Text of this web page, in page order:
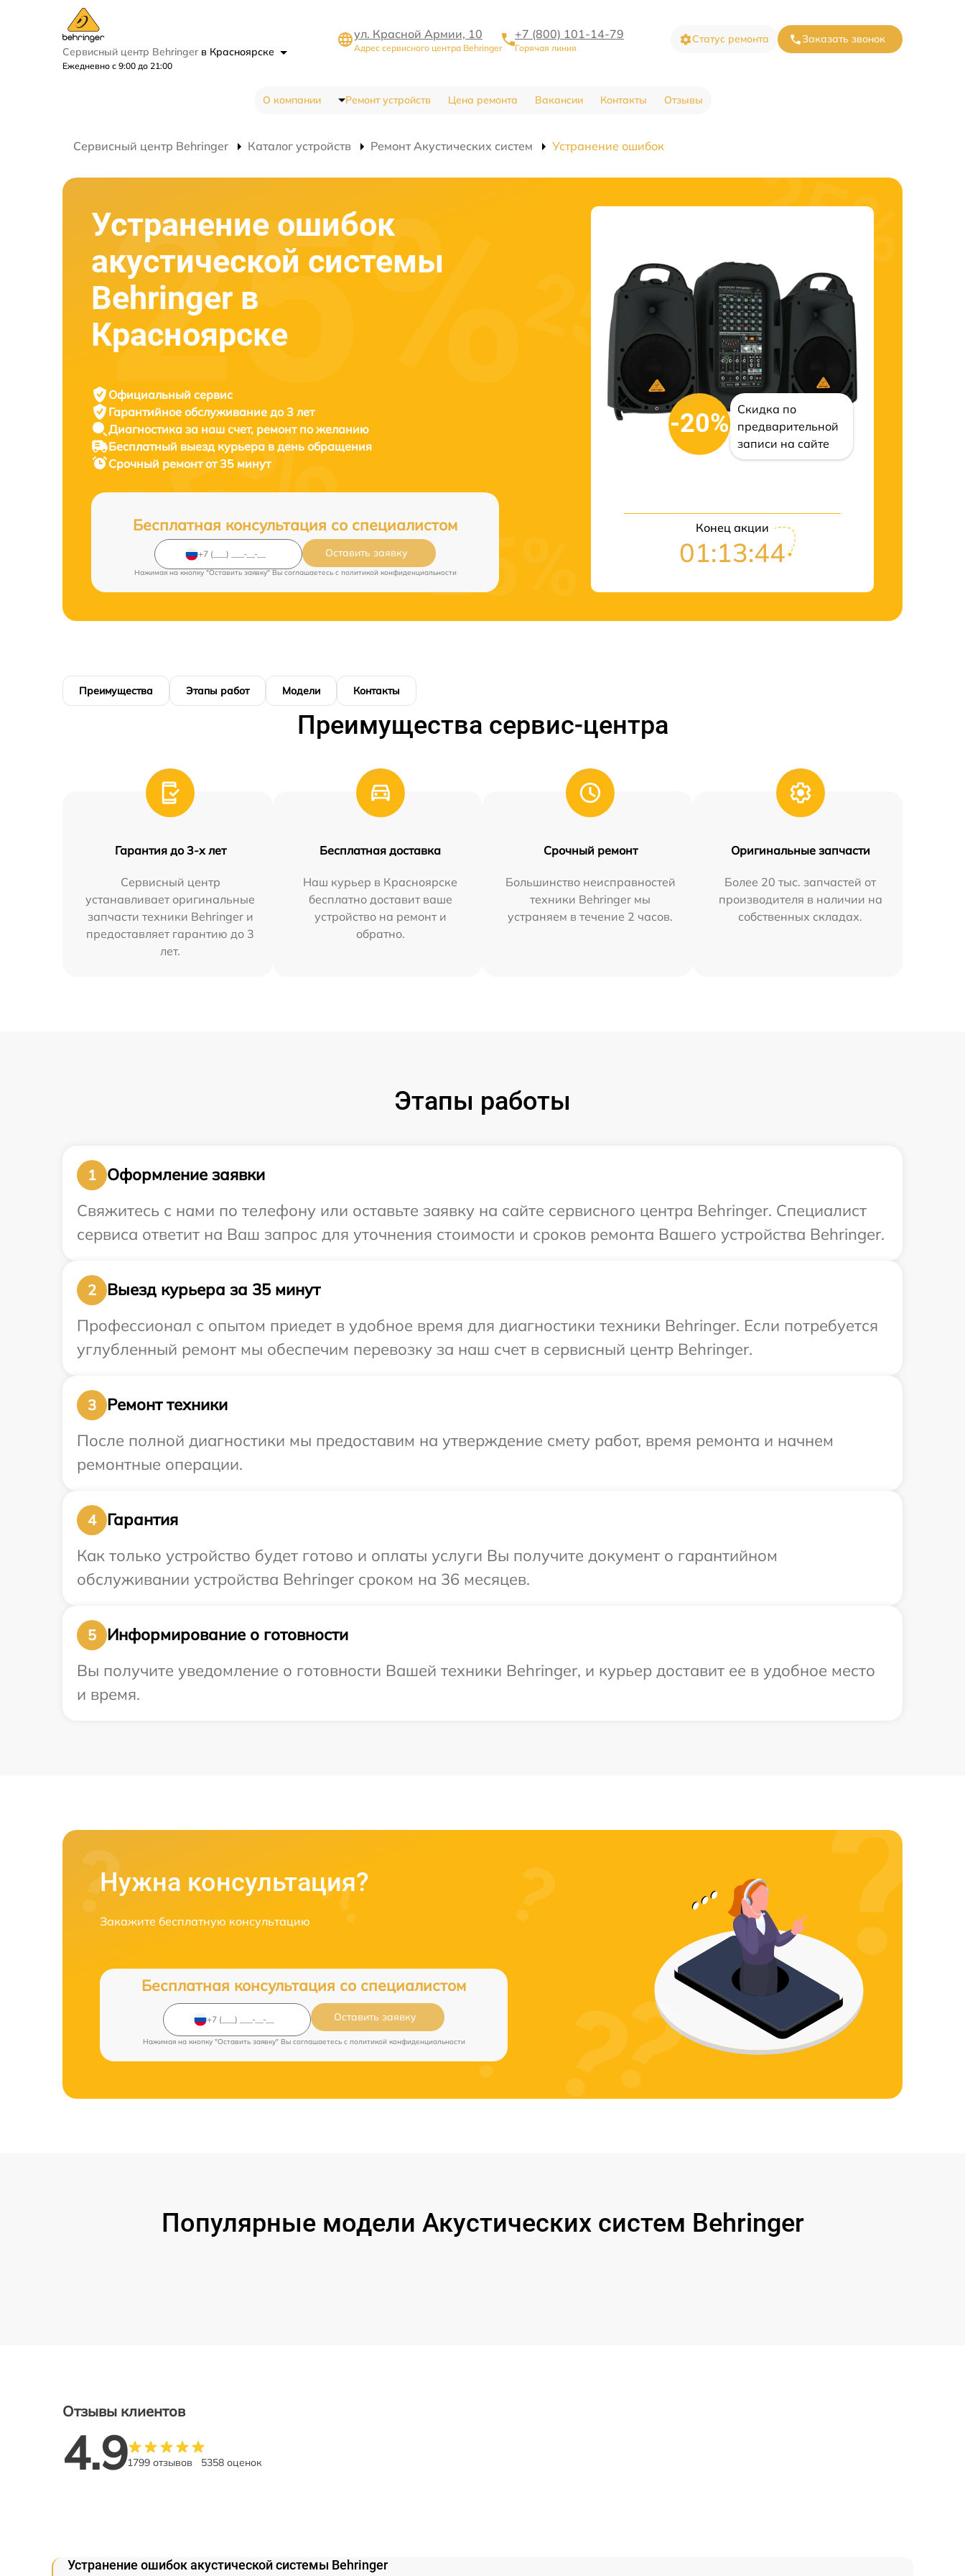
Сервисный центр Behringer в Красноярске
Ежедневно с 9:00 до 21:00
ул. Красной Армии, 10
Адрес сервисного центра Behringer
+7 (800) 101-14-79
Горячая линия
Статус ремонта Заказать звонок
О компании Ремонт устройств Цена ремонта Вакансии Контакты Отзывы
Сервисный центр Behringer Каталог устройств Ремонт Акустических систем Устранение ошибок
Устранение ошибок
акустической системы
Behringer в
Красноярске
Официальный сервис
Гарантийное обслуживание до 3 лет
Диагностика за наш счет, ремонт по желанию
Бесплатный выезд курьера в день обращения
Срочный ремонтот 35 минут
Бесплатная консультация со специалистом
Оставить заявку
Нажимая на кнопку "Оставить заявку" Вы соглашаетесь c политикой конфиденциальности
-20%
Скидка по
предварительной
записи на сайте
Конец акции
01:13:43
Преимущества Этапы работ Модели Контакты
Преимущества сервис-центра
Гарантия до 3-х лет
Сервисный центр
устанавливает оригинальные
запчасти техники Behringer и
предоставляет гарантию до 3
лет.
Бесплатная доставка
Наш курьер в Красноярске
бесплатно доставит ваше
устройство на ремонт и
обратно.
Срочный ремонт
Большинство неисправностей
техники Behringer мы
устраняем в течение 2 часов.
Оригинальные запчасти
Более 20 тыс. запчастей от
производителя в наличии на
собственных складах.
Этапы работы
1
Оформление заявки
Свяжитесь с нами по телефону или оставьте заявку на сайте сервисного центра Behringer. Специалист
сервиса ответит на Ваш запрос для уточнения стоимости и сроков ремонта Вашего устройства Behringer.
2
Выезд курьера за 35 минут
Профессионал с опытом приедет в удобное время для диагностики техники Behringer. Если потребуется
углубленный ремонт мы обеспечим перевозку за наш счет в сервисный центр Behringer.
3
Ремонт техники
После полной диагностики мы предоставим на утверждение смету работ, время ремонта и начнем
ремонтные операции.
4
Гарантия
Как только устройство будет готово и оплаты услуги Вы получите документ о гарантийном
обслуживании устройства Behringer сроком на 36 месяцев.
5
Информирование о готовности
Вы получите уведомление о готовности Вашей техники Behringer, и курьер доставит ее в удобное место
и время.
Нужна консультация?
Закажите бесплатную консультацию
Бесплатная консультация со специалистом
Оставить заявку
Нажимая на кнопку "Оставить заявку" Вы соглашаетесь c политикой конфиденциальности
Популярные модели Акустических систем Behringer
Отзывы клиентов
4.91799 отзывов 5358 оценок
Устранение ошибок акустической системы Behringer